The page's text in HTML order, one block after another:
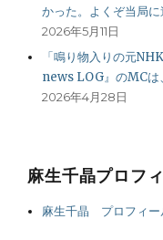
かった。よくぞ当局に
2026年5月11日
「鳴り物入りの元
news LOG』のMCは
2026年4月28日
麻生千晶プロフ
麻生千晶 プロフィー